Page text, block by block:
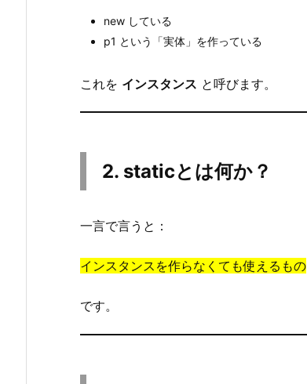
見
ま
ょ
4.
イ
new している
p1 という「実体」を作っている
これを インスタンス と呼びます。
2. staticとは何か？
一言で言うと：
インスタンスを作らなくても使えるもの
です。